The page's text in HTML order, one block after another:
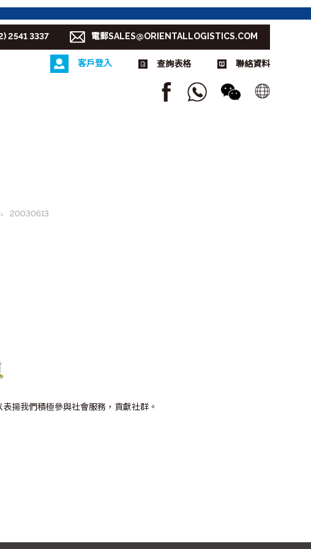
2541 3337 電郵SALES@ORIENTALLOGISTICS.COM
客戶登入 查詢表格 聯絡資料
> 20030613
揚我們積極參與社會服務，貢獻社群。